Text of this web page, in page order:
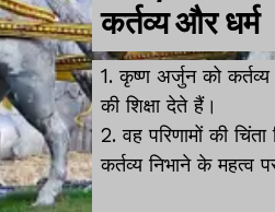
कर्तव्य और धर्म
1. कृष्ण अर्जुन को कर्तव्य
की शिक्षा देते हैं।
2. वह परिणामों की
कर्तव्य निभाने के महत्व